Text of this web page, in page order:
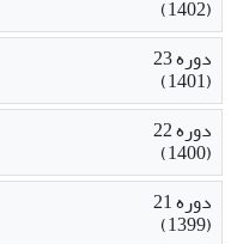
(1402)
دوره 23
(1401)
دوره 22
(1400)
دوره 21
(1399)